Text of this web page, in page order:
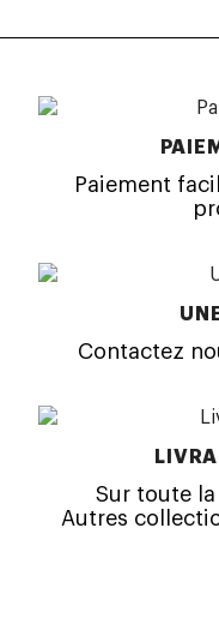
Paiement
Contactez
Sur toute
Autres